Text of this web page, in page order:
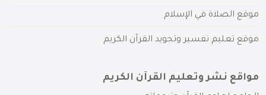
موقع الصلاة في الإسلام
موقع تعليم تفسير وتجويد القرآن الكريم
مواقع نشر وتعليم القرآن الكريم